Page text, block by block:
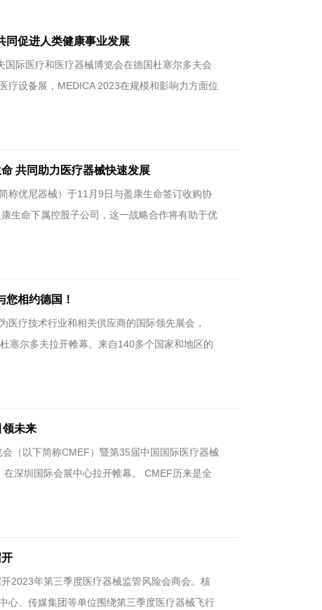
同促进人类健康事业发展
际医疗和医疗器械博览会在德国杜塞尔多夫会
疗设备展，MEDICA 2023在规模和影响力方面位
共同助力医疗器械快速发展
称优尼器械）于11月9日与盈康生命签订收购协
生命下属控股子公司，这一战略合作将有助于优
您相约德国！
医疗技术行业和相关供应商的国际领先展会，
塞尔多夫拉开帷幕。来自140多个国家和地区的
领未来
（以下简称CMEF）暨第35届中国国际医疗器械
深圳国际会展中心拉开帷幕。 CMEF历来是全
2023年第三季度医疗器械监管风险会商会。核
心、传媒集团等单位围绕第三季度医疗器械飞行